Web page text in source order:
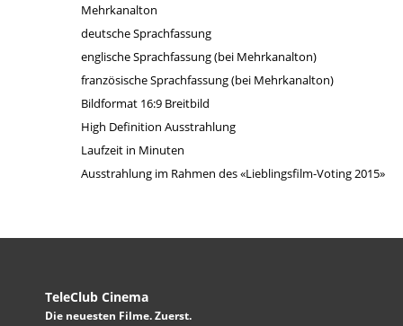
Mehrkanalton
deutsche Sprachfassung
englische Sprachfassung (bei Mehrkanalton)
französische Sprachfassung (bei Mehrkanalton)
Bildformat 16:9 Breitbild
High Definition Ausstrahlung
Laufzeit in Minuten
Ausstrahlung im Rahmen des «Lieblingsfilm-Voting 2015»
TeleClub Cinema
Die neuesten Filme. Zuerst.